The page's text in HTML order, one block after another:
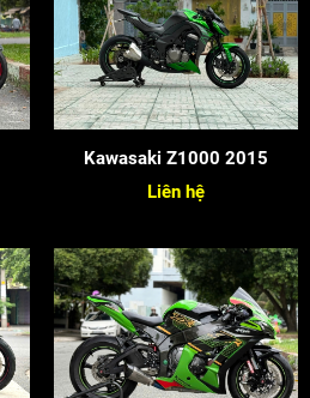
Kawasaki Z1000 2015
Liên hệ